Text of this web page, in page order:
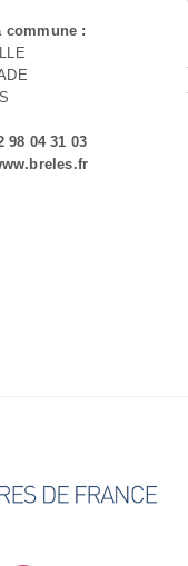
commune :
98 04 31 03